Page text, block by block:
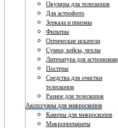
Окуляры для телескопов
Для астрофото
Зеркала и призмы
Фильтры
Оптические искатели
Сумки, кейсы, чехлы
Литература для астрономии
Постеры
Средства для очистки
телескопов
Разное для телескопов
Аксессуары для микроскопов
Камеры для микроскопов
Микропрепараты